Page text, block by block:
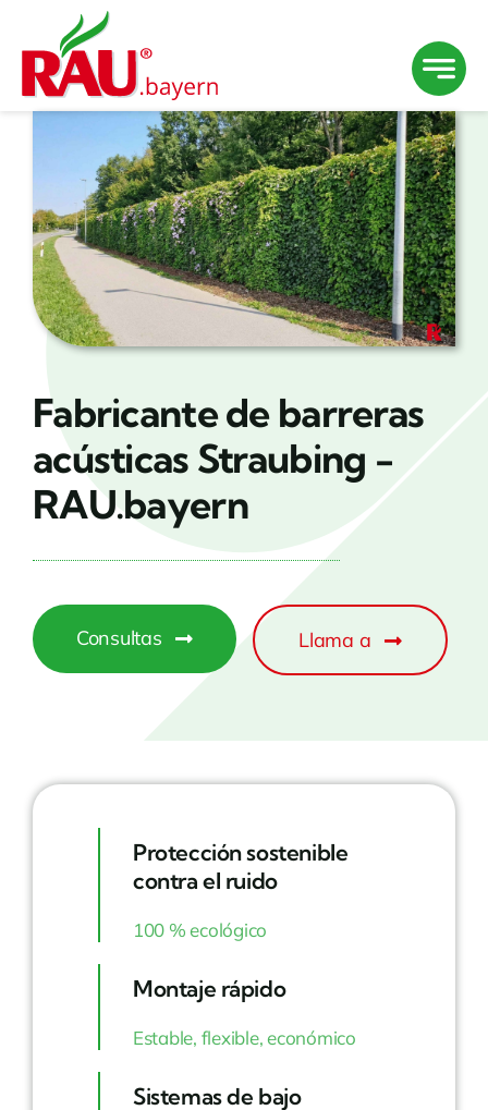
contenido
Fabricante de barreras
acústicas Straubing -
RAU.bayern
Consultas Llama a
Protección sostenible
contra el ruido
100 % ecológico
Montaje rápido
Estable, flexible, económico
Sistemas de bajo